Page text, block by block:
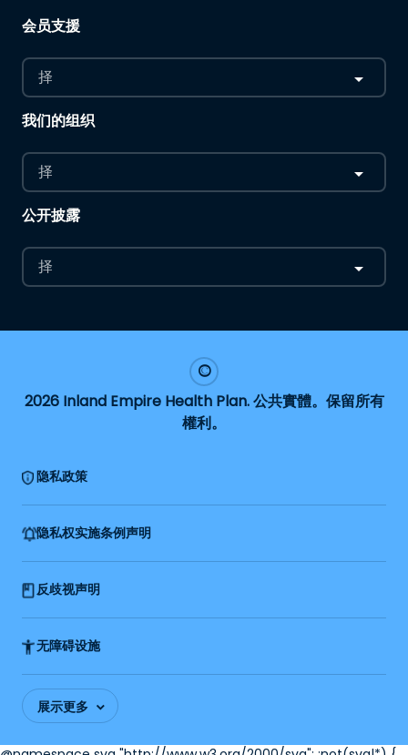
会员支援
择
我们的组织
择
公开披露
择
2026 Inland Empire Health Plan. 公共實體。保留所有
權利。
隐私政策
隐私权实施条例声明
反歧视声明
无障碍设施
展示更多